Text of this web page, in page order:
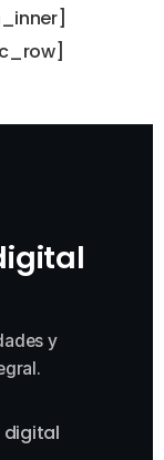
y
digital